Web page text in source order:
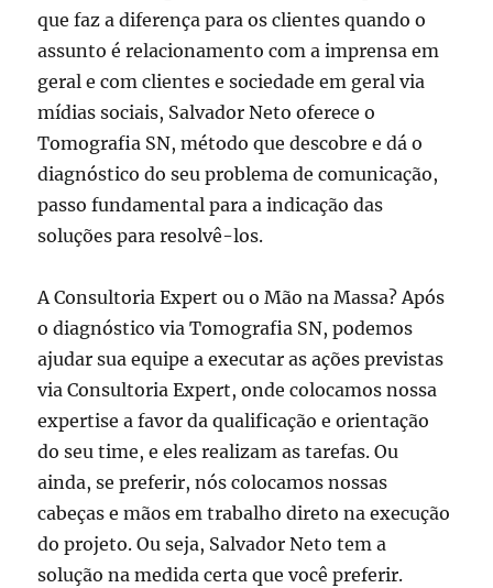
que faz a diferença para os clientes quando o
assunto é relacionamento com a imprensa em
geral e com clientes e sociedade em geral via
mídias sociais, Salvador Neto oferece o
Tomografia SN, método que descobre e dá o
diagnóstico do seu problema de comunicação,
passo fundamental para a indicação das
soluções para resolvê-los.
A Consultoria Expert ou o Mão na Massa? Após
o diagnóstico via Tomografia SN, podemos
ajudar sua equipe a executar as ações previstas
via Consultoria Expert, onde colocamos nossa
expertise a favor da qualificação e orientação
do seu time, e eles realizam as tarefas. Ou
ainda, se preferir, nós colocamos nossas
cabeças e mãos em trabalho direto na execução
do projeto. Ou seja, Salvador Neto tem a
solução na medida certa que você preferir.